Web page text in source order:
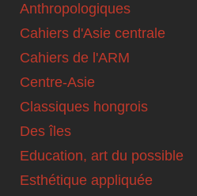
Anthropologiques
Cahiers d'Asie centrale
Cahiers de l'ARM
Centre-Asie
Classiques hongrois
Des îles
Education, art du possible
Esthétique appliquée